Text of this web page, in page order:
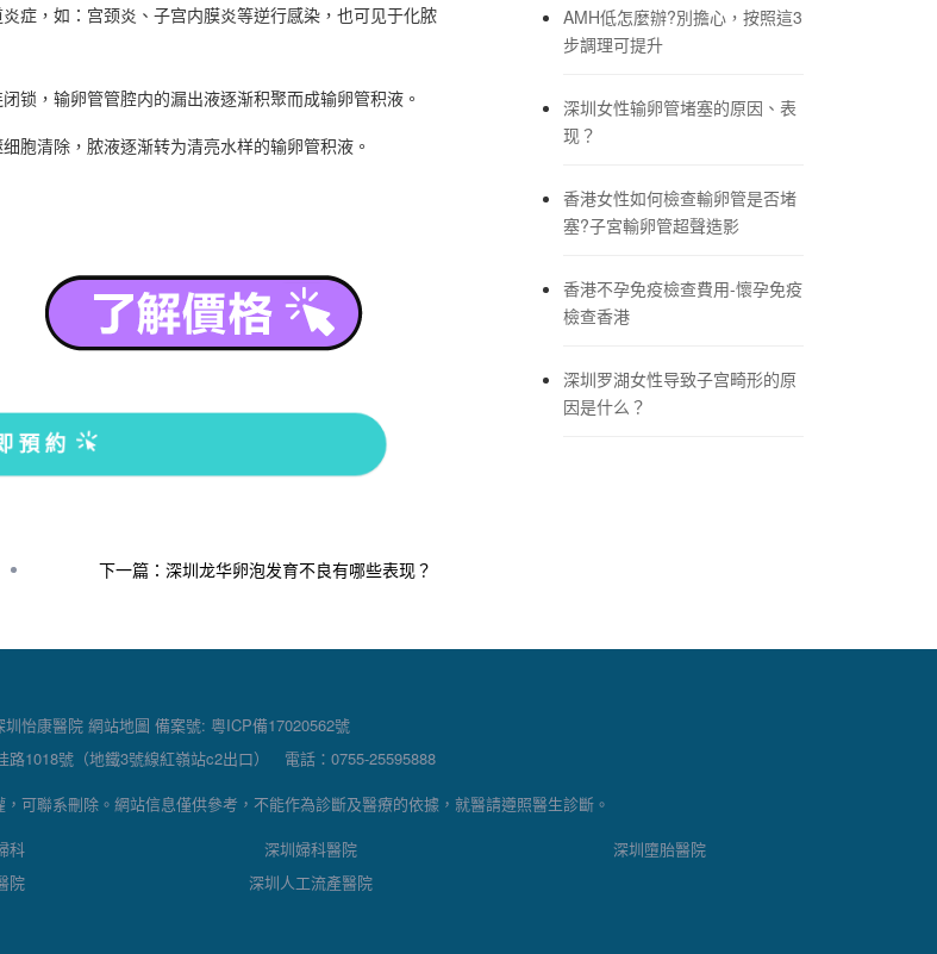
，如：宫颈炎、子宫内膜炎等逆行感染，也可见于化脓
，输卵管管腔内的漏出液逐渐积聚而成输卵管积液。
清除，脓液逐渐转为清亮水样的输卵管积液。
預約
下一篇：深圳龙华卵泡发育不良有哪些表现？
AMH低怎麼辦?別擔心，按照這3
步調理可提升
深圳女性输卵管堵塞的原因、表
现？
香港女性如何檢查輸卵管是否堵
塞?子宮輸卵管超聲造影
香港不孕免疫檢查費用-懷孕免疫
檢查香港
深圳罗湖女性导致子宫畸形的原
因是什么？
圳怡康醫院 網站地圖 備案號: 粵ICP備17020562號
路1018號（地鐵3號線紅嶺站c2出口） 電話：0755-25595888
可聯系刪除。網站信息僅供參考，不能作為診斷及醫療的依據，就醫請遵照醫生診斷。
科 深圳婦科醫院
深圳墮胎醫院
院 深圳人工流產醫院